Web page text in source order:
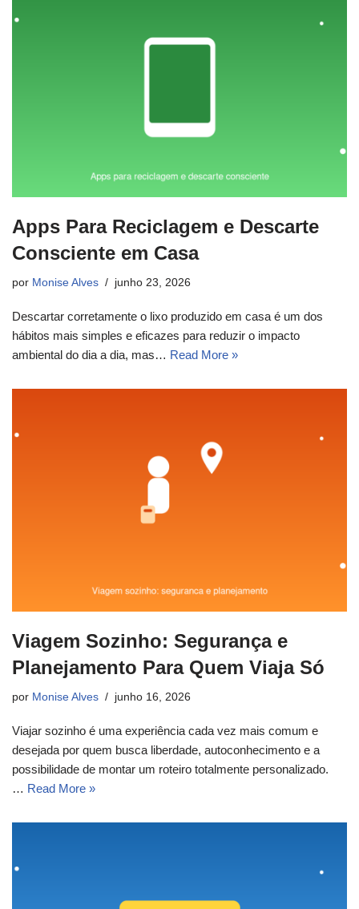
Apps Para Reciclagem e Descarte
Consciente em Casa
por Monise Alves junho 23, 2026
Descartar corretamente o lixo produzido em casa é um dos
hábitos mais simples e eficazes para reduzir o impacto
ambiental do dia a dia, mas… Read More »
Viagem Sozinho: Segurança e
Planejamento Para Quem Viaja Só
por Monise Alves junho 16, 2026
Viajar sozinho é uma experiência cada vez mais comum e
desejada por quem busca liberdade, autoconhecimento e a
possibilidade de montar um roteiro totalmente personalizado.
… Read More »